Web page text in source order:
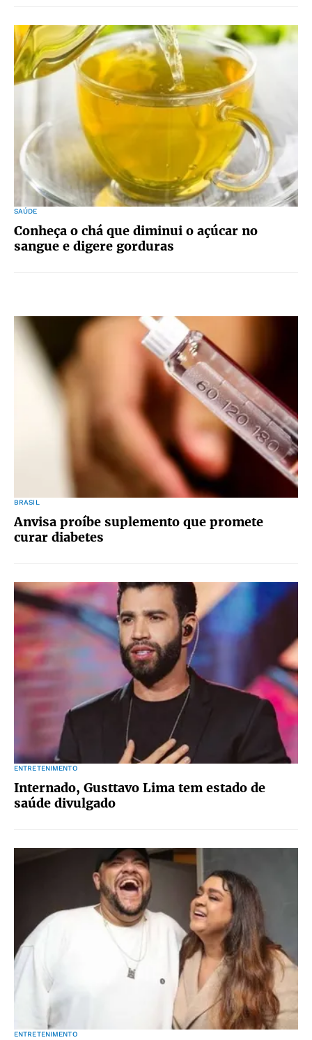
SAÚDE
Conheça o chá que diminui o açúcar no
sangue e digere gorduras
BRASIL
Anvisa proíbe suplemento que promete
curar diabetes
ENTRETENIMENTO
Internado, Gusttavo Lima tem estado de
saúde divulgado
ENTRETENIMENTO